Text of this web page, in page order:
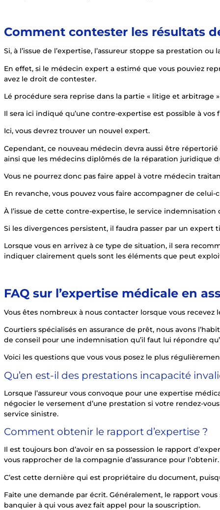
Comment contester les résultats
Si, à l’issue de l’expertise, l’assureur stoppe sa prestation
En effet, si le médecin expert a estimé que vous pouviez
avez le droit de contester.
Lé procédure sera reprise dans la partie « litige et arbitrage
Il sera ici indiqué qu’une contre-expertise est possible à vos
Ici, vous devrez trouver un nouvel expert.
Cependant, ce nouveau médecin devra aussi être
ainsi que les médecins diplômés de la réparation juridique
Vous ne pourrez donc pas faire appel à votre médecin
En revanche, vous pouvez vous faire accompagner de
À l’issue de cette contre-expertise, le service
Si les divergences persistent, il faudra passer par un expert
Lorsque vous en arrivez à ce type de situation, il sera
indiquer clairement quels sont les éléments que peut
FAQ sur l’expertise médicale en
Vous êtes nombreux à nous contacter lorsque vous
Courtiers spécialisés en assurance de prêt, nous avons
de conseil pour une indemnisation qu’il faut lui répondre
Voici les questions que vous vous posez le plus
Qu’en est-il des prestations incapacité
Lorsque l’assureur vous convoque pour une expertise
négocier le versement d’une prestation si votre rendez-
service sinistre.
Comment obtenir le rapport d’expertise ?
Il est toujours bon d’avoir en sa possession le rapport
vous rapprocher de la compagnie d’assurance pour l’obtenir.
C’est cette dernière qui est propriétaire du document,
Faite une demande par écrit. Généralement, le rapport
banquier à qui vous avez fait appel pour la souscription.